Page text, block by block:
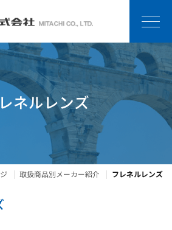
ネルレンズ
取扱商品別メーカー紹介 フレネルレンズ